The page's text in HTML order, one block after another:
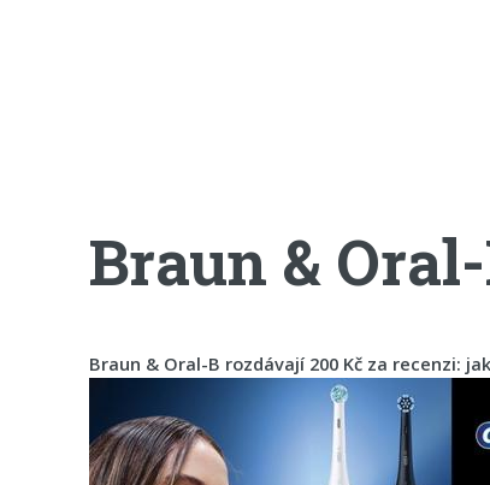
Braun &
Braun & Oral-B rozdávají 200 Kč za recenzi: